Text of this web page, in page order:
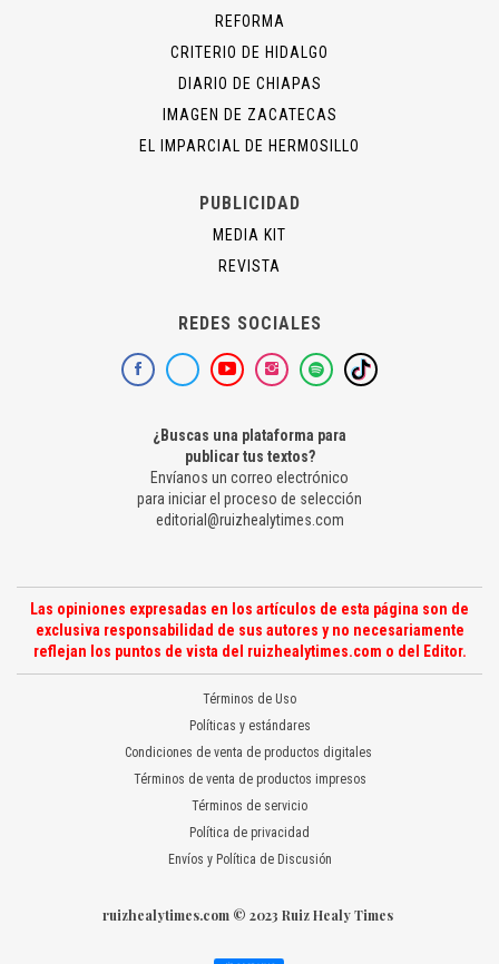
REFORMA
CRITERIO DE HIDALGO
DIARIO DE CHIAPAS
IMAGEN DE ZACATECAS
EL IMPARCIAL DE HERMOSILLO
PUBLICIDAD
MEDIA KIT
REVISTA
REDES SOCIALES
¿Buscas una plataforma para
publicar tus textos?
Envíanos un correo electrónico
para iniciar el proceso de selección
editorial@ruizhealytimes.com
Las opiniones expresadas en los artículos de esta página son de
exclusiva responsabilidad de sus autores y no necesariamente
reflejan los puntos de vista del ruizhealytimes.com o del Editor.
Términos de Uso
Políticas y estándares
Condiciones de venta de productos digitales
Términos de venta de productos impresos
Términos de servicio
Política de privacidad
Envíos y Política de Discusión
ruizhealytimes.com © 2023 Ruiz Healy Times